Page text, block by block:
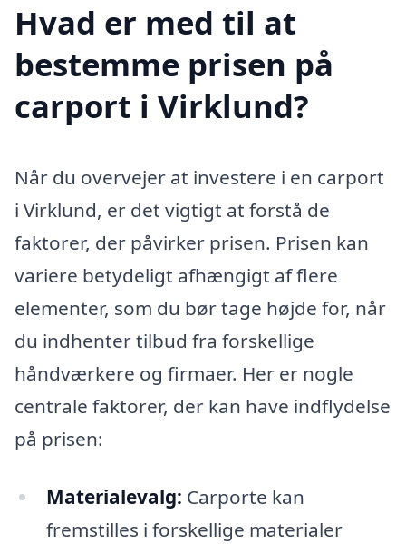
Hvad er med til at
bestemme prisen på
carport i Virklund?
Når du overvejer at investere i en carport
i Virklund, er det vigtigt at forstå de
faktorer, der påvirker prisen. Prisen kan
variere betydeligt afhængigt af flere
elementer, som du bør tage højde for, når
du indhenter tilbud fra forskellige
håndværkere og firmaer. Her er nogle
centrale faktorer, der kan have indflydelse
på prisen:
Materialevalg: Carporte kan
fremstilles i forskellige materialer